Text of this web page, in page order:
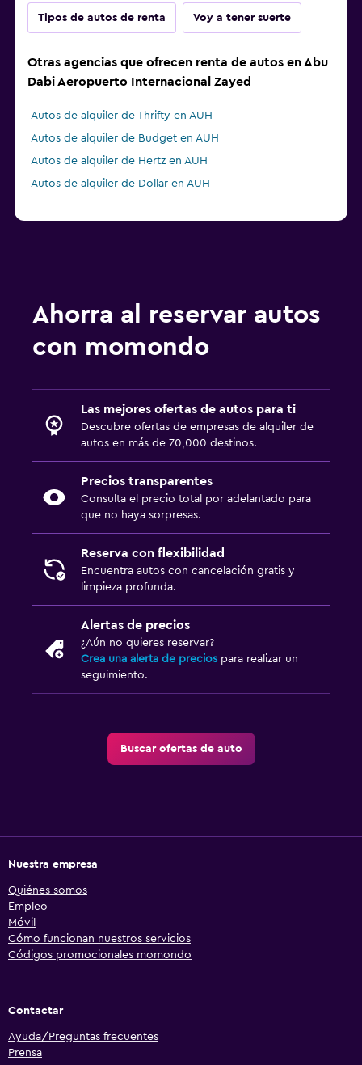
Tipos de autos de renta Voy a tener suerte
Otras agencias que ofrecen renta de autos en Abu
Dabi Aeropuerto Internacional Zayed
Autos de alquiler de Thrifty en AUH
Autos de alquiler de Budget en AUH
Autos de alquiler de Hertz en AUH
Autos de alquiler de Dollar en AUH
Ahorra al reservar autos
con momondo
Las mejores ofertas de autos para ti
Descubre ofertas de empresas de alquiler de
autos en más de 70,000 destinos.
Precios transparentes
Consulta el precio total por adelantado para
que no haya sorpresas.
Reserva con flexibilidad
Encuentra autos con cancelación gratis y
limpieza profunda.
Alertas de precios
¿Aún no quieres reservar?
Crea una alerta de precios para realizar un
seguimiento.
Buscar ofertas de auto
Nuestra empresa
Quiénes somos
Empleo
Móvil
Cómo funcionan nuestros servicios
Códigos promocionales momondo
Contactar
Ayuda/Preguntas frecuentes
Prensa